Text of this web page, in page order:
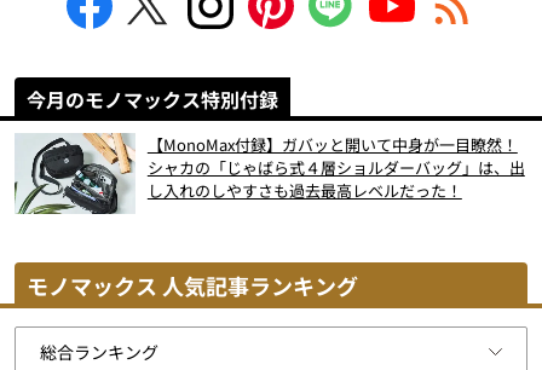
今月のモノマックス特別付録
【MonoMax付録】ガバッと開いて中身が一目瞭然！
シャカの「じゃばら式４層ショルダーバッグ」は、出
し入れのしやすさも過去最高レベルだった！
モノマックス 人気記事ランキング